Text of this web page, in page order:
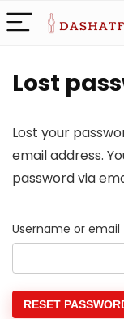
Lost
Lost your
email address.
password via
Username or email
RESET